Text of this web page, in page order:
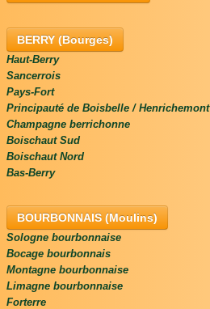
BERRY (Bourges)
Haut-Berry
Sancerrois
Pays-Fort
Principauté de Boisbelle / Henrichemont
Champagne berrichonne
Boischaut Sud
Boischaut Nord
Bas-Berry
BOURBONNAIS (Moulins)
Sologne bourbonnaise
Bocage bourbonnais
Montagne bourbonnaise
Limagne bourbonnaise
Forterre